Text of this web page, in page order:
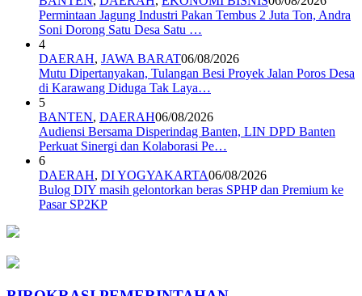
Permintaan Jagung Industri Pakan Tembus 2 Juta Ton, Andra
Soni Dorong Satu Desa Satu …
4
DAERAH, JAWA BARAT06/08/2026
Mutu Dipertanyakan, Tulangan Besi Proyek Jalan Poros Desa
di Karawang Diduga Tak Laya…
5
BANTEN, DAERAH06/08/2026
Audiensi Bersama Disperindag Banten, LIN DPD Banten
Perkuat Sinergi dan Kolaborasi Pe…
6
DAERAH, DI YOGYAKARTA06/08/2026
Bulog DIY masih gelontorkan beras SPHP dan Premium ke
Pasar SP2KP